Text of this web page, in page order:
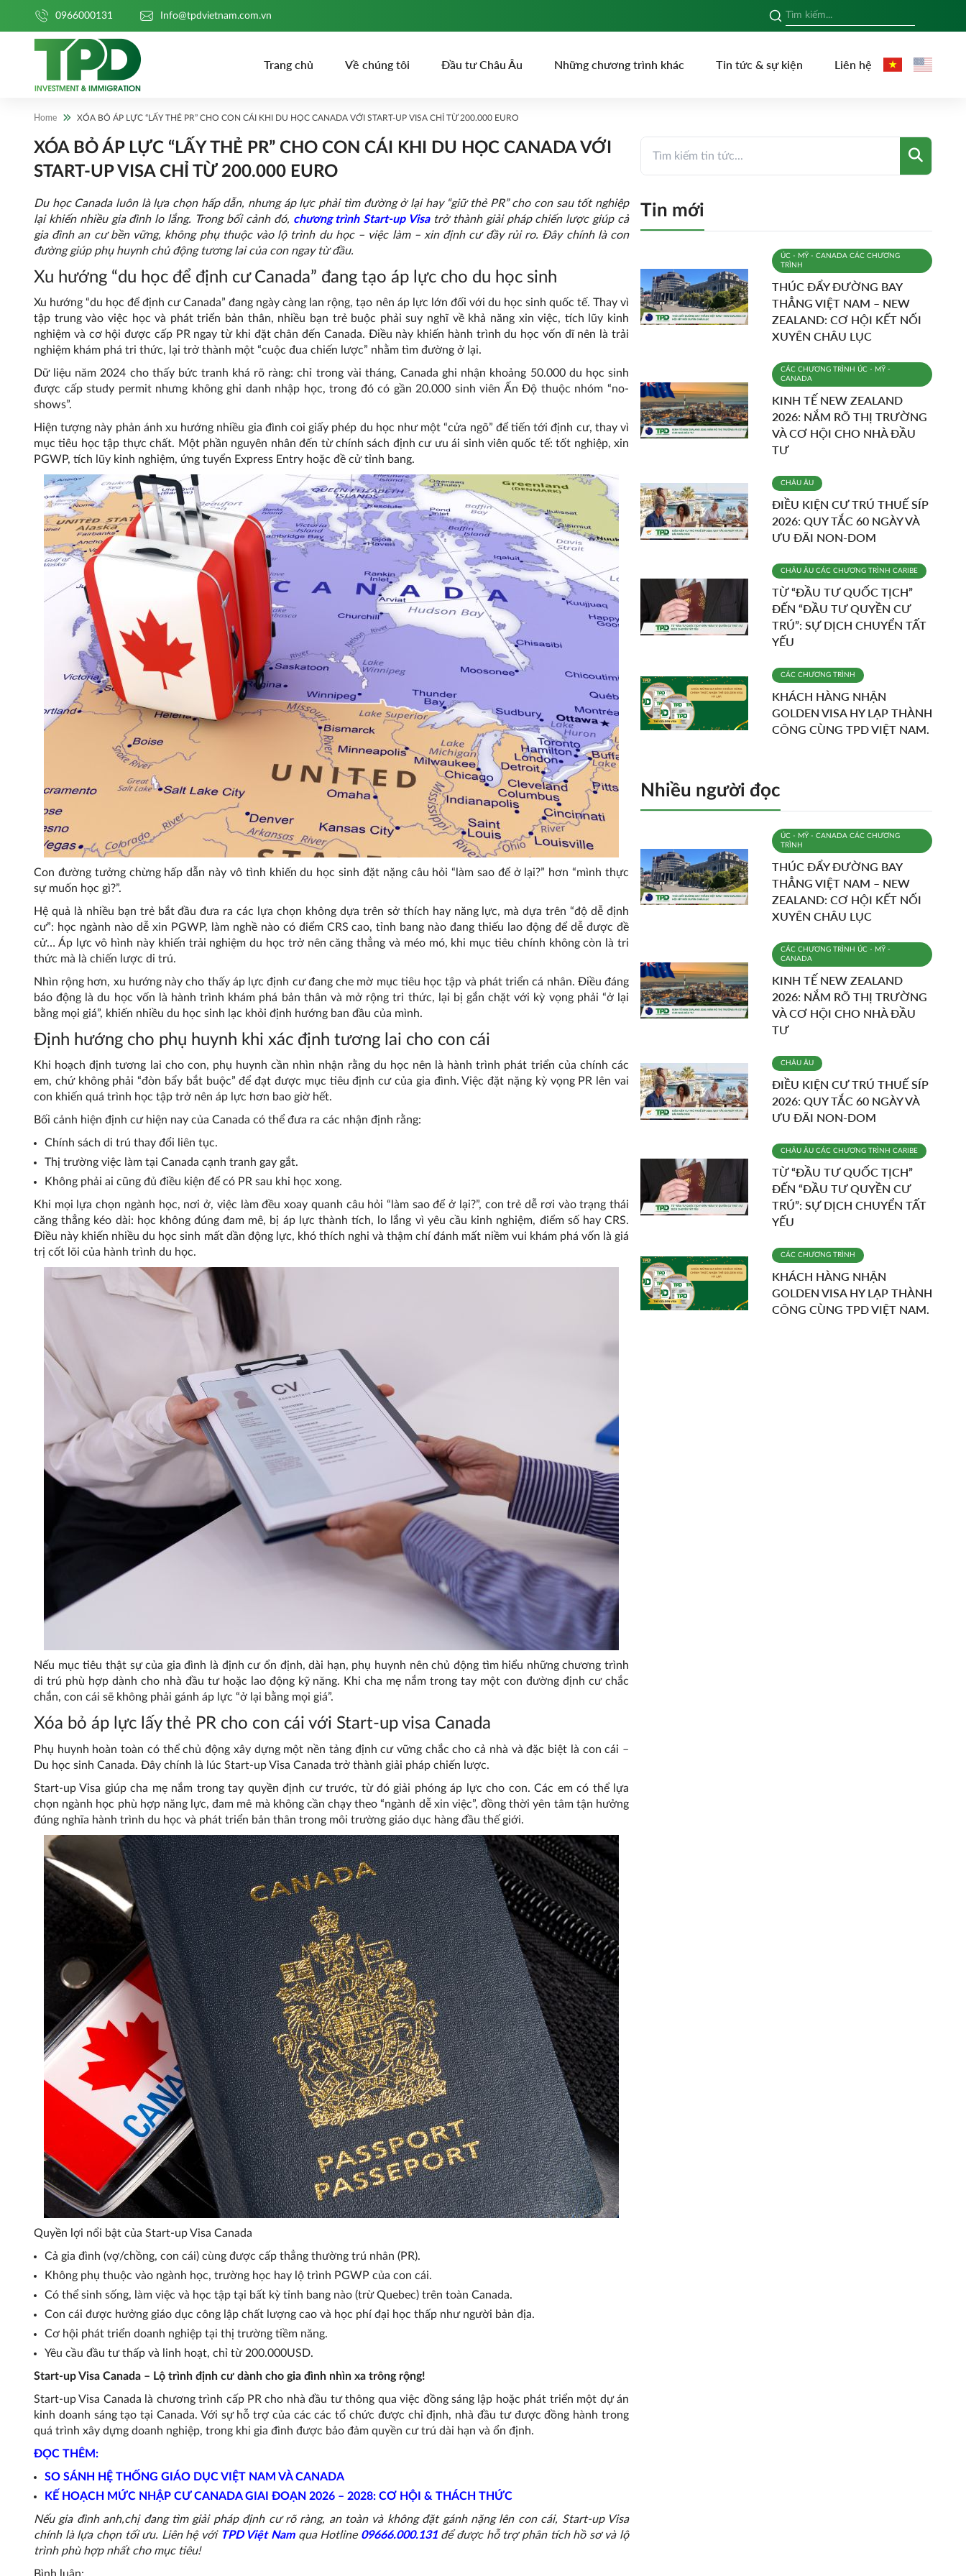
0966000131 Info@tpdvietnam.com.vn
Trang chủ Về chúng tôi Đầu tư Châu Âu Những chương trình khác Tin tức & sự kiện Liên hệ
Home XÓA BỎ ÁP LỰC “LẤY THẺ PR” CHO CON CÁI KHI DU HỌC CANADA VỚI START-UP VISA CHỈ TỪ 200.000 EURO
XÓA BỎ ÁP LỰC “LẤY THẺ PR” CHO CON CÁI KHI DU HỌC CANADA VỚI
START-UP VISA CHỈ TỪ 200.000 EURO
Du học Canada luôn là lựa chọn hấp dẫn, nhưng áp lực phải tìm đường ở lại hay “giữ thẻ PR” cho con sau tốt nghiệp
lại khiến nhiều gia đình lo lắng. Trong bối cảnh đó, chương trình Start-up Visatrở thành giải pháp chiến lược giúp cả
gia đình an cư bền vững, không phụ thuộc vào lộ trình du học – việc làm – xin định cư đầy rủi ro. Đây chính là con
đường giúp phụ huynh chủ động tương lai của con ngay từ đầu.
Xu hướng “du học để định cư Canada” đang tạo áp lực cho du học sinh
Xu hướng “du học để định cư Canada” đang ngày càng lan rộng, tạo nên áp lực lớn đối với du học sinh quốc tế. Thay vì
tập trung vào việc học và phát triển bản thân, nhiều bạn trẻ buộc phải suy nghĩ về khả năng xin việc, tích lũy kinh
nghiệm và cơ hội được cấp PR ngay từ khi đặt chân đến Canada. Điều này khiến hành trình du học vốn dĩ nên là trải
nghiệm khám phá tri thức, lại trở thành một “cuộc đua chiến lược” nhằm tìm đường ở lại.
Dữ liệu năm 2024 cho thấy bức tranh khá rõ ràng: chỉ trong vài tháng, Canada ghi nhận khoảng 50.000 du học sinh
được cấp study permit nhưng không ghi danh nhập học, trong đó có gần 20.000 sinh viên Ấn Độ thuộc nhóm “no-
shows”.
Hiện tượng này phản ánh xu hướng nhiều gia đình coi giấy phép du học như một “cửa ngõ” để tiến tới định cư, thay vì
mục tiêu học tập thực chất. Một phần nguyên nhân đến từ chính sách định cư ưu ái sinh viên quốc tế: tốt nghiệp, xin
PGWP, tích lũy kinh nghiệm, ứng tuyển Express Entry hoặc đề cử tỉnh bang.
Con đường tưởng chừng hấp dẫn này vô tình khiến du học sinh đặt nặng câu hỏi “làm sao để ở lại?” hơn “mình thực
sự muốn học gì?”.
Hệ quả là nhiều bạn trẻ bắt đầu đưa ra các lựa chọn không dựa trên sở thích hay năng lực, mà dựa trên “độ dễ định
cư”: học ngành nào dễ xin PGWP, làm nghề nào có điểm CRS cao, tỉnh bang nào đang thiếu lao động để dễ được đề
cử… Áp lực vô hình này khiến trải nghiệm du học trở nên căng thẳng và méo mó, khi mục tiêu chính không còn là tri
thức mà là chiến lược di trú.
Nhìn rộng hơn, xu hướng này cho thấy áp lực định cư đang che mờ mục tiêu học tập và phát triển cá nhân. Điều đáng
báo động là du học vốn là hành trình khám phá bản thân và mở rộng tri thức, lại bị gắn chặt với kỳ vọng phải “ở lại
bằng mọi giá”, khiến nhiều du học sinh lạc khỏi định hướng ban đầu của mình.
Định hướng cho phụ huynh khi xác định tương lai cho con cái
Khi hoạch định tương lai cho con, phụ huynh cần nhìn nhận rằng du học nên là hành trình phát triển của chính các
em, chứ không phải “đòn bẩy bắt buộc” để đạt được mục tiêu định cư của gia đình. Việc đặt nặng kỳ vọng PR lên vai
con khiến quá trình học tập trở nên áp lực hơn bao giờ hết.
Bối cảnh hiện định cư hiện nay của Canada có thể đưa ra các nhận định rằng:
Chính sách di trú thay đổi liên tục.
Thị trường việc làm tại Canada cạnh tranh gay gắt.
Không phải ai cũng đủ điều kiện để có PR sau khi học xong.
Khi mọi lựa chọn ngành học, nơi ở, việc làm đều xoay quanh câu hỏi “làm sao để ở lại?”, con trẻ dễ rơi vào trạng thái
căng thẳng kéo dài: học không đúng đam mê, bị áp lực thành tích, lo lắng vì yêu cầu kinh nghiệm, điểm số hay CRS.
Điều này khiến nhiều du học sinh mất dần động lực, khó thích nghi và thậm chí đánh mất niềm vui khám phá vốn là giá
trị cốt lõi của hành trình du học.
Nếu mục tiêu thật sự của gia đình là định cư ổn định, dài hạn, phụ huynh nên chủ động tìm hiểu những chương trình
di trú phù hợp dành cho nhà đầu tư hoặc lao động kỹ năng. Khi cha mẹ nắm trong tay một con đường định cư chắc
chắn, con cái sẽ không phải gánh áp lực “ở lại bằng mọi giá”.
Xóa bỏ áp lực lấy thẻ PR cho con cái với Start-up visa Canada
Phụ huynh hoàn toàn có thể chủ động xây dựng một nền tảng định cư vững chắc cho cả nhà và đặc biệt là con cái –
Du học sinh Canada. Đây chính là lúc Start-up Visa Canada trở thành giải pháp chiến lược.
Start-up Visa giúp cha mẹ nắm trong tay quyền định cư trước, từ đó giải phóng áp lực cho con. Các em có thể lựa
chọn ngành học phù hợp năng lực, đam mê mà không cần chạy theo “ngành dễ xin việc”, đồng thời yên tâm tận hưởng
đúng nghĩa hành trình du học và phát triển bản thân trong môi trường giáo dục hàng đầu thế giới.
Quyền lợi nổi bật của Start-up Visa Canada
Cả gia đình (vợ/chồng, con cái) cùng được cấp thẳng thường trú nhân (PR).
Không phụ thuộc vào ngành học, trường học hay lộ trình PGWP của con cái.
Có thể sinh sống, làm việc và học tập tại bất kỳ tỉnh bang nào (trừ Quebec) trên toàn Canada.
Con cái được hưởng giáo dục công lập chất lượng cao và học phí đại học thấp như người bản địa.
Cơ hội phát triển doanh nghiệp tại thị trường tiềm năng.
Yêu cầu đầu tư thấp và linh hoạt, chỉ từ 200.000USD.
Start-up Visa Canada – Lộ trình định cư dành cho gia đình nhìn xa trông rộng!
Start-up Visa Canada là chương trình cấp PR cho nhà đầu tư thông qua việc đồng sáng lập hoặc phát triển một dự án
kinh doanh sáng tạo tại Canada. Với sự hỗ trợ của các các tổ chức được chỉ định, nhà đầu tư được đồng hành trong
quá trình xây dựng doanh nghiệp, trong khi gia đình được bảo đảm quyền cư trú dài hạn và ổn định.
ĐỌC THÊM:
SO SÁNH HỆ THỐNG GIÁO DỤC VIỆT NAM VÀ CANADA
KẾ HOẠCH MỨC NHẬP CƯ CANADA GIAI ĐOẠN 2026 – 2028: CƠ HỘI & THÁCH THỨC
Nếu gia đình anh,chị đang tìm giải pháp định cư rõ ràng, an toàn và không đặt gánh nặng lên con cái, Start-up Visa
chính là lựa chọn tối ưu. Liên hệ vớiTPD Việt Namqua Hotline 09666.000.131để được hỗ trợ phân tích hồ sơ và lộ
trình phù hợp nhất cho mục tiêu!
Bình luận:
Tin mới
ÚC - MỸ - CANADA CÁC CHƯƠNG
TRÌNH
THÚC ĐẨY ĐƯỜNG BAY
THẲNG VIỆT NAM – NEW
ZEALAND: CƠ HỘI KẾT NỐI
XUYÊN CHÂU LỤC
CÁC CHƯƠNG TRÌNH ÚC - MỸ -
CANADA
KINH TẾ NEW ZEALAND
2026: NẮM RÕ THỊ TRƯỜNG
VÀ CƠ HỘI CHO NHÀ ĐẦU
TƯ
CHÂU ÂU
ĐIỀU KIỆN CƯ TRÚ THUẾ SÍP
2026: QUY TẮC 60 NGÀY VÀ
ƯU ĐÃI NON-DOM
CHÂU ÂU CÁC CHƯƠNG TRÌNH CARIBE
TỪ “ĐẦU TƯ QUỐC TỊCH”
ĐẾN “ĐẦU TƯ QUYỀN CƯ
TRÚ”: SỰ DỊCH CHUYỂN TẤT
YẾU
CÁC CHƯƠNG TRÌNH
KHÁCH HÀNG NHẬN
GOLDEN VISA HY LẠP THÀNH
CÔNG CÙNG TPD VIỆT NAM.
Nhiều người đọc
ÚC - MỸ - CANADA CÁC CHƯƠNG
TRÌNH
THÚC ĐẨY ĐƯỜNG BAY
THẲNG VIỆT NAM – NEW
ZEALAND: CƠ HỘI KẾT NỐI
XUYÊN CHÂU LỤC
CÁC CHƯƠNG TRÌNH ÚC - MỸ -
CANADA
KINH TẾ NEW ZEALAND
2026: NẮM RÕ THỊ TRƯỜNG
VÀ CƠ HỘI CHO NHÀ ĐẦU
TƯ
CHÂU ÂU
ĐIỀU KIỆN CƯ TRÚ THUẾ SÍP
2026: QUY TẮC 60 NGÀY VÀ
ƯU ĐÃI NON-DOM
CHÂU ÂU CÁC CHƯƠNG TRÌNH CARIBE
TỪ “ĐẦU TƯ QUỐC TỊCH”
ĐẾN “ĐẦU TƯ QUYỀN CƯ
TRÚ”: SỰ DỊCH CHUYỂN TẤT
YẾU
CÁC CHƯƠNG TRÌNH
KHÁCH HÀNG NHẬN
GOLDEN VISA HY LẠP THÀNH
CÔNG CÙNG TPD VIỆT NAM.